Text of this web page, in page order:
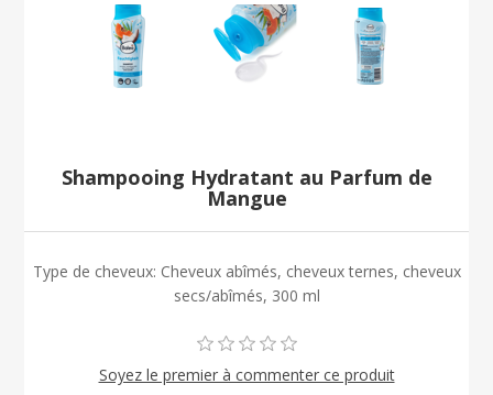
Shampooing Hydratant au Parfum de
Mangue
Type de cheveux: Cheveux abîmés, cheveux ternes, cheveux
secs/abîmés, 300 ml
Soyez le premier à commenter ce produit